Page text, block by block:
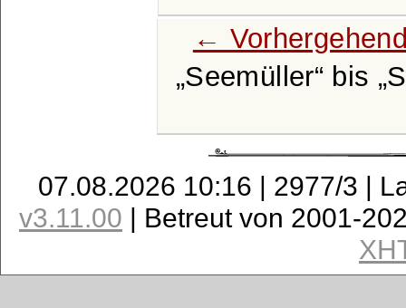
←
Seemüller
bis
07.08.2026 10:16 | 2977/3 |
v3.11.00 | Betreut von 2001-